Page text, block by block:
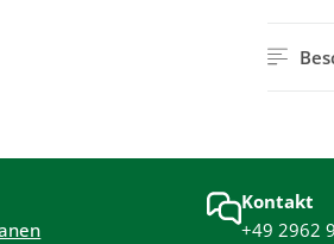
Kontakt
+49 2962